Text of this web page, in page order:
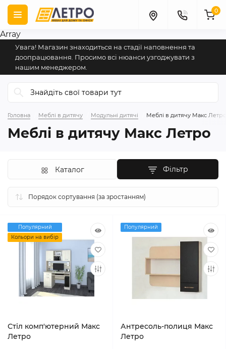
Array
Увага! Магазин знаходиться на стадії наповнення та
доопрацювання. Просимо всі нюанси узгоджувати з
нашим менеджером.
0
Головна Меблі в дитячу Модульні дитячі Меблі в дитячу Макс Летро
Меблі в дитячу Макс Летро
Фільтр
Каталог
Популярний
Кольори на вибір
Стіл комп'ютерний Макс
Летро
Популярний
Антресоль-полиця Макс
Летро